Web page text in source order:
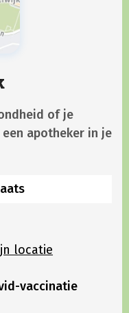
of je
apotheker in je
locatie
vaccinatie